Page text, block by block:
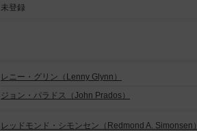
未登録
レニー・グリン（Lenny Glynn）
ジョン・パラドス（John Prados）
レッドモンド・シモンセン（Redmond A. Simonsen）